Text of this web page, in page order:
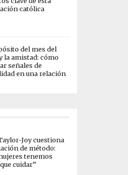
católica
del mes del
la amistad: cómo
señales de
en una relación
Joy cuestiona
de método:
tenemos
cuidar”